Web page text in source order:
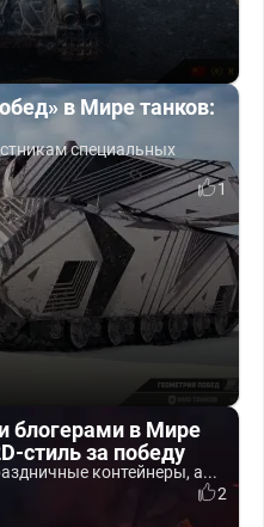
в Мире танков:
специальных
1
блогерами в Мире
стиль за победу
контейнеры, а...
2